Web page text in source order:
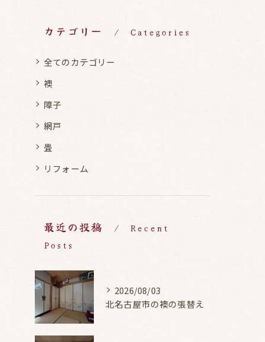
カテゴリー Categories
全てのカテゴリー
襖
障子
網戸
畳
リフォーム
最近の投稿
Recent
Posts
2026/08/03
北名古屋市の襖の張替え